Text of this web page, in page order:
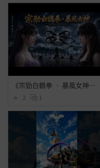
《宗勁白鶴拳 • 暴風女神》風暴之中我即女神！傳統武術 × 電影級特效 × 暴風海戰｜白鶴拳功夫美學
2 1